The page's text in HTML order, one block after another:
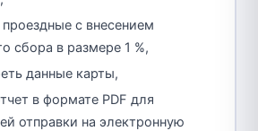
с внесением
сбора в размере 1 %,
данные карты,
в формате PDF для
отправки на электронную